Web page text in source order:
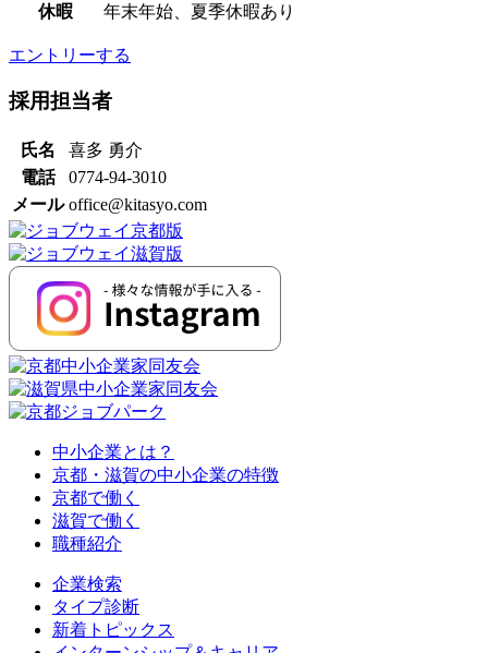
休暇
年末年始、夏季休暇あり
エントリーする
採用担当者
氏名
喜多 勇介
電話
0774-94-3010
メール office@kitasyo.com
中小企業とは？
京都・滋賀の中小企業の特徴
京都で働く
滋賀で働く
職種紹介
企業検索
タイプ診断
新着トピックス